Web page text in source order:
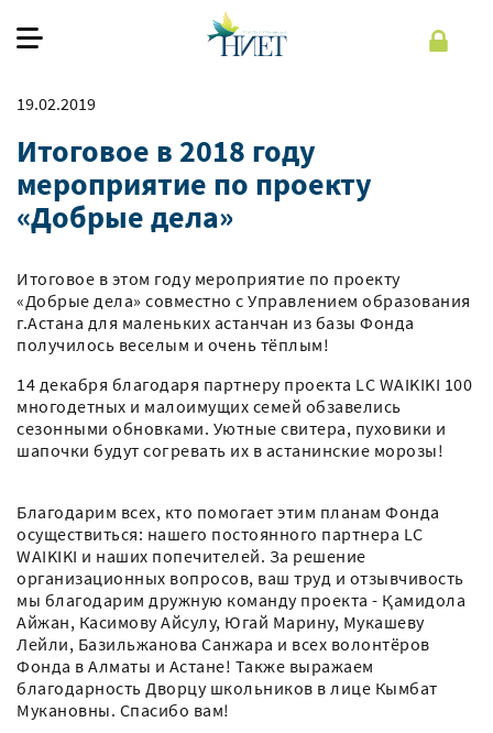
О фонде
Наша работа
Как помочь
Рус
Регистрация Войти
19.02.2019
Итоговое в 2018 году
мероприятие по проекту
«Добрые дела»
Итоговое в этом году мероприятие по проекту
«Добрые дела» совместно с Управлением образования
г.Астана для маленьких астанчан из базы Фонда
получилось веселым и очень тёплым!
14 декабря благодаря партнеру проекта LC WAIKIKI 100
многодетных и малоимущих семей обзавелись
сезонными обновками. Уютные свитера, пуховики и
шапочки будут согревать их в астанинские морозы!
Благодарим всех, кто помогает этим планам Фонда
осуществиться: нашего постоянного партнера LC
WAIKIKI и наших попечителей. За решение
организационных вопросов, ваш труд и отзывчивость
мы благодарим дружную команду проекта - Қамидола
Айжан, Касимову Айсулу, Югай Марину, Мукашеву
Лейли, Базильжанова Санжара и всех волонтёров
Фонда в Алматы и Астане! Также выражаем
благодарность Дворцу школьников в лице Кымбат
Мукановны. Спасибо вам!